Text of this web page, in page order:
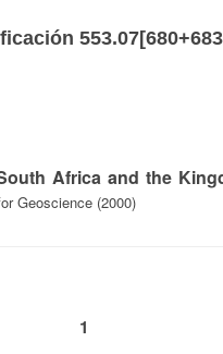
Africa and the
Geoscience (2000)
1